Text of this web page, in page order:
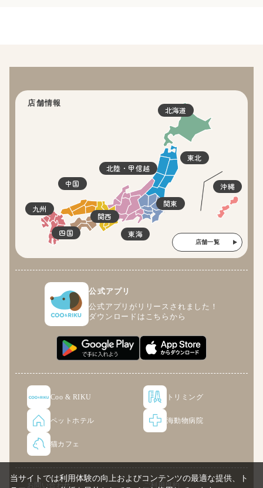
店舗情報
北海道
東北
関東
北陸・甲信越
東海
関西
四国
中国
九州
沖縄
店舗一覧
公式アプリ
公式アプリがリリースされました！
ダウンロードはこちらから
Coo & RIKU トリミング
ペットホテル 海動物病院
猫カフェ
お問い合わせ ご利用規約
当サイトでは利用体験の向上およびコンテンツの最適な提供、ト